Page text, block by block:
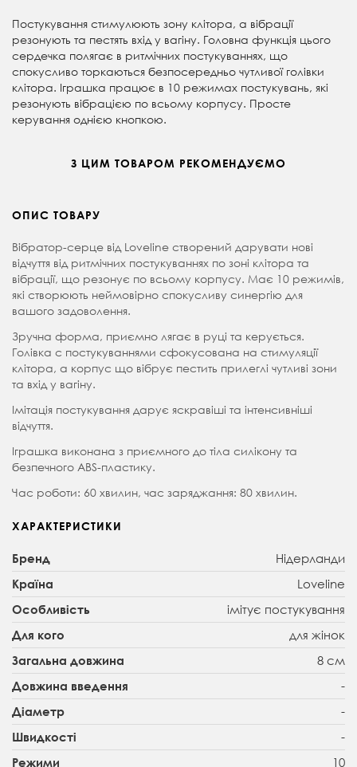
Постукування стимулюють зону клітора, а вібрації
резонують та пестять вхід у вагіну. Головна функція цього
сердечка полягає в ритмічних постукуваннях, що
спокусливо торкаються безпосередньо чутливої голівки
клітора. Іграшка працює в 10 режимах постукувань, які
резонують вібрацією по всьому корпусу. Просте
керування однією кнопкою.
З ЦИМ ТОВАРОМ РЕКОМЕНДУЄМО
ОПИС ТОВАРУ
Вібратор-серце від Loveline створений дарувати нові
відчуття від ритмічних постукуваннях по зоні клітора та
вібрації, що резонує по всьому корпусу. Має 10 режимів,
які створюють неймовірно спокусливу синергію для
вашого задоволення.
Зручна форма, приємно лягає в руці та керується.
Голівка с постукуваннями сфокусована на стимуляції
клітора, а корпус що вібрує пестить прилеглі чутливі зони
та вхід у вагіну.
Імітація постукування дарує яскравіші та інтенсивніші
відчуття.
Іграшка виконана з приємного до тіла силікону та
безпечного ABS-пластику.
Час роботи: 60 хвилин, час заряджання: 80 хвилин.
ХАРАКТЕРИСТИКИ
Бренд Нідерланди
Країна Loveline
Особливість імітує постукування
Для кого для жінок
Загальна довжина 8 см
Довжина введення -
Діаметр -
Швидкості -
Режими 10